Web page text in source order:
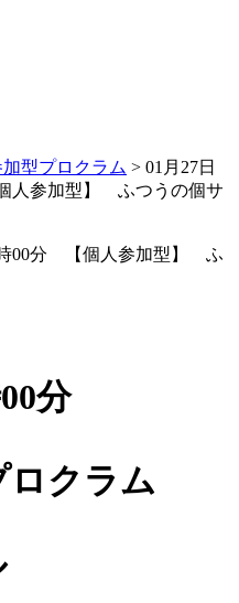
型プロクラム > 01月27日
人参加型】 ふつうの個サ
分
ロクラム